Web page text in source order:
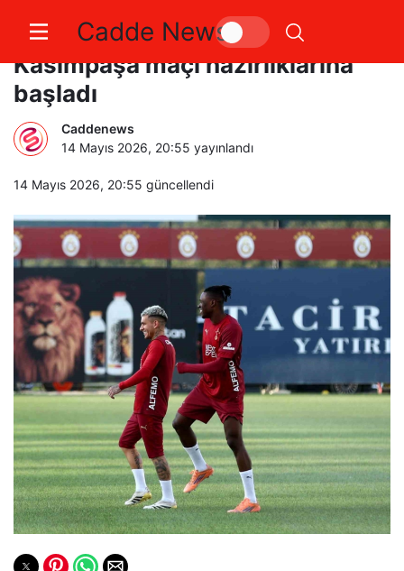
Cadde News
Şampiyon Galatasaray,
Kasımpaşa maçı hazırlıklarına
başladı
Caddenews
14 Mayıs 2026, 20:55 yayınlandı
14 Mayıs 2026, 20:55 güncellendi